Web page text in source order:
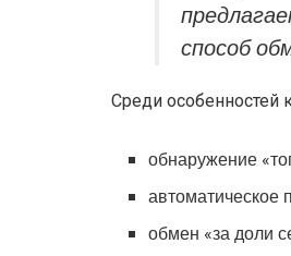
способ
Среди особенностей
обнаружение
автоматическое
обмен «за доли